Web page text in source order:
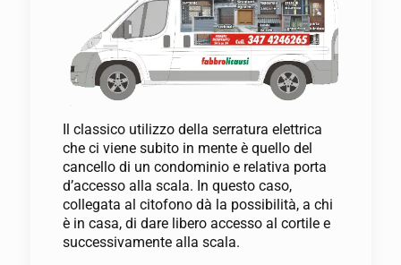
Il classico utilizzo della serratura elettrica
che ci viene subito in mente è quello del
cancello di un condominio e relativa porta
d’accesso alla scala. In questo caso,
collegata al citofono dà la possibilità, a chi
è in casa, di dare libero accesso al cortile e
successivamente alla scala.